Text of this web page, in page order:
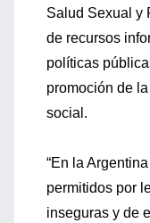
Salud Sexual y
de recursos
políticas
promoción de
social.
“En la
permitidos por
inseguras y de